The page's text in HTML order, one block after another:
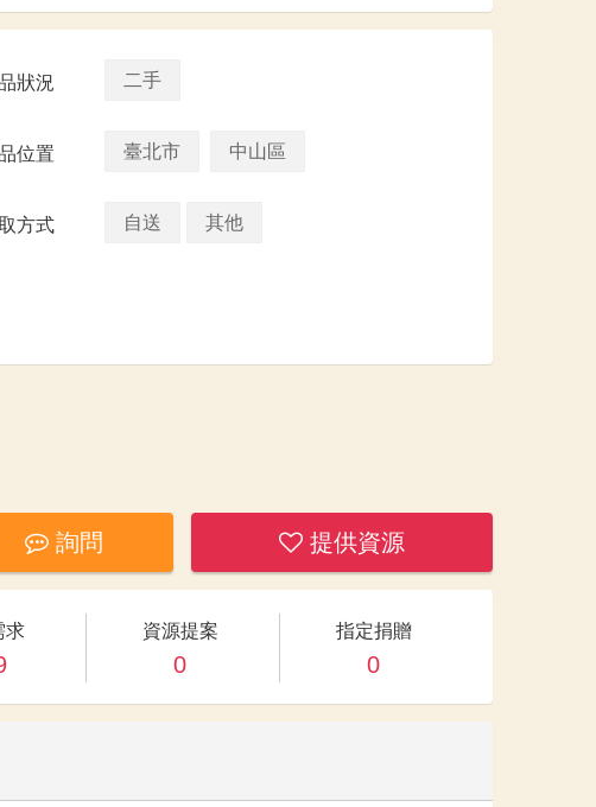
狀況 二手
位置 臺北市 中山區
方式 自送 其他
詢問 提供資源
求 資源提案
0
指定捐贈
0